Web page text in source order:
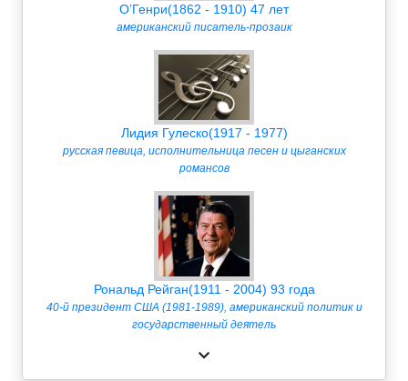
О’Генри(1862 - 1910) 47 лет
американский писатель-прозаик
Лидия Гулеско(1917 - 1977)
русская певица, исполнительница песен и цыганских
романсов
Рональд Рейган(1911 - 2004) 93 года
40-й президент США (1981-1989), американский политик и
государственный деятель